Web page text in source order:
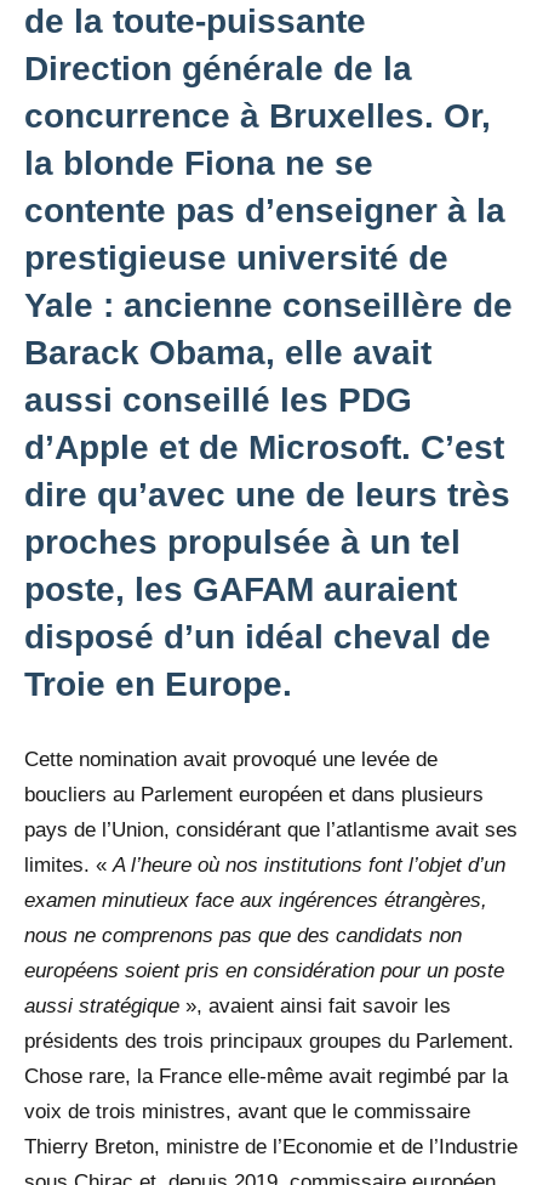
de la toute-puissante
Direction générale de la
concurrence à Bruxelles. Or,
la blonde Fiona ne se
contente pas d’enseigner à la
prestigieuse université de
Yale : ancienne conseillère de
Barack Obama, elle avait
aussi conseillé les PDG
d’Apple et de Microsoft. C’est
dire qu’avec une de leurs très
proches propulsée à un tel
poste, les GAFAM auraient
disposé d’un idéal cheval de
Troie en Europe.
Cette nomination avait provoqué une levée de
boucliers au Parlement européen et dans plusieurs
pays de l’Union, considérant que l’atlantisme avait ses
limites. «A l’heure où nos institutions font l’objet d’un
examen minutieux face aux ingérences étrangères,
nous ne comprenons pas que des candidats non
européens soient pris en considération pour un poste
aussi stratégique », avaient ainsi fait savoir les
présidents des trois principaux groupes du Parlement.
Chose rare, la France elle-même avait regimbé par la
voix de trois ministres, avant que le commissaire
Thierry Breton, ministre de l’Economie et de l’Industrie